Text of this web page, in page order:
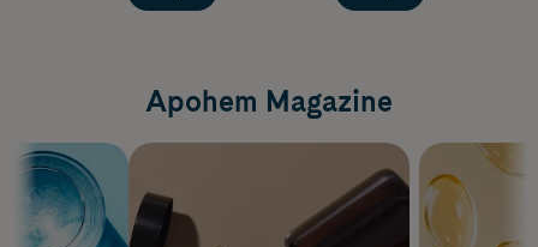
Apohem Magazine